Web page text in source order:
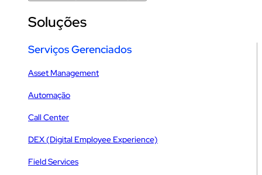
Soluções
Serviços Gerenciados
Asset Management
Automação
Call Center
DEX (Digital Employee Experience)
Field Services